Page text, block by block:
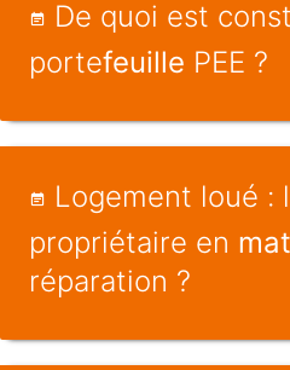
De quoi est
portefeuille PEE ?
Logement loué :
propriétaire en
réparation ?